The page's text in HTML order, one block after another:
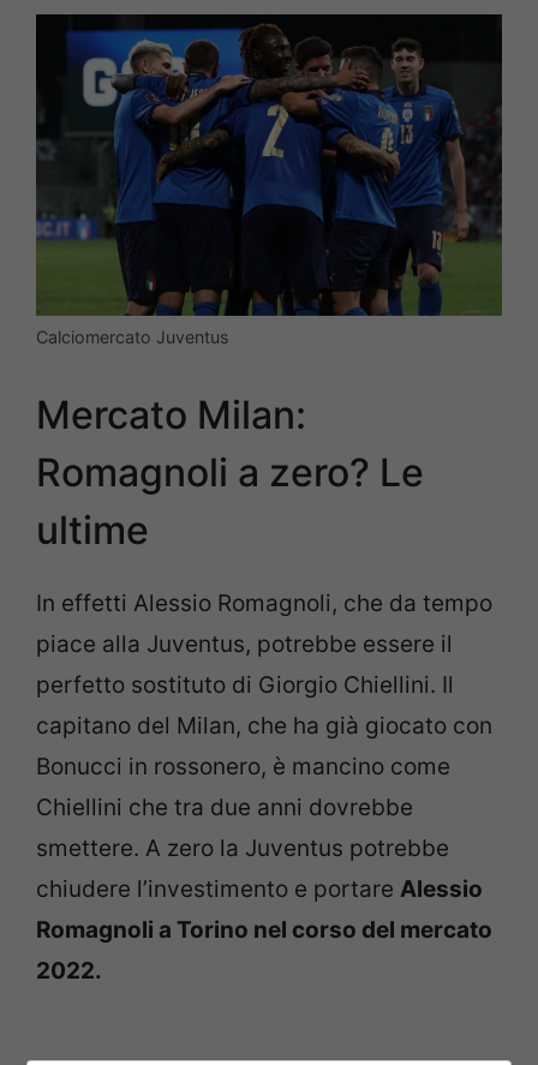
Calciomercato Juventus
Mercato Milan:
Romagnoli a zero? Le
ultime
In effetti Alessio Romagnoli, che da tempo
piace alla Juventus, potrebbe essere il
perfetto sostituto di Giorgio Chiellini. Il
capitano del Milan, che ha già giocato con
Bonucci in rossonero, è mancino come
Chiellini che tra due anni dovrebbe
smettere. A zero la Juventus potrebbe
chiudere l’investimento e portare Alessio
Romagnoli a Torino nel corso del mercato
2022.